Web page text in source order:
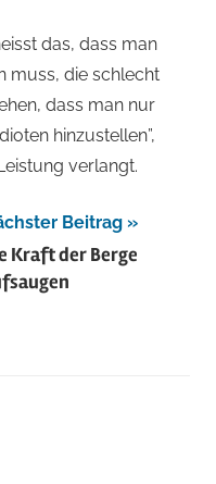
das, dass man
muss, die schlecht
dass man nur
hinzustellen”,
verlangt.
Beitrag
Kraft der Berge